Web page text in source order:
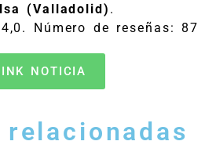
(Valladolid) .
Número de reseñas: 87
NOTICIA